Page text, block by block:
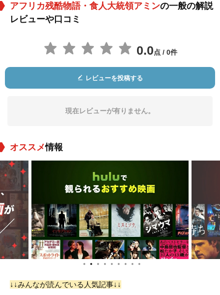
Martin Okello Nicky Giles
Ann Wanjuga Gordon Gardner
役：Israeli Ambassa
dor
Alf Joint
ssador
役：Archbishop Lu
役：Mrs. Dora Bloch
アフリカ残酷物語・食人大統領アミンの一般の解説
レビューや口コミ
0.0点 / 0件
レビューを投稿する
現在レビューが有りません。
オススメ情報
● ● ● ● ● ● ● ● ●
↓↓みんなが読んでいる人気記事↓↓